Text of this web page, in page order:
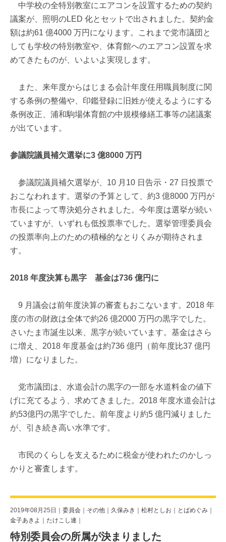
中学校の全特別教室にエアコンを設置するための契約
議案が、照明のLED 化とセットで出されました。契約金
額は約61 億4000 万円になります。これまで党市議団と
しても学校の特別教室や、体育館へのエアコン設置を求
めてきたものが、いよいよ実現します。
また、来年度からはじまる会計年度任用職員制度に関
する条例の整備や、印鑑登録に旧姓が使えるようにする
条例改正、浦和駒場体育館の中規模修繕工事等の諸議案
が出ています。
参議院議員補欠選挙に3 億8000 万円
参議院議員補欠選挙が、10 月10 日告示・27 日投票で
おこなわれます。選挙の予算として、約3 億8000 万円が
市長によって専決処分されました。今年度は選挙が続い
ていますが、いずれも低投票率でした。選挙管理委員会
の投票率向上のための積極的なとりくみが期待されま
す。
2018 年度決算も黒字 基金は736 億円に
9 月議会は前年度決算の審査もおこないます。2018 年
度の市の財政は全体で約26 億2000 万円の黒字でした。
さいたま市誕生以来、黒字が続いています。基金はさら
に増え、2018 年度基金は約736 億円（前年度比37 億円
増）になりました。
党市議団は、水道会計の黒字の一部を水道料金の値下
げに充てるよう、求めてきました。2018 年度水道会計は
約53億円の黒字でした。前年度より約5 億円減りました
が、引き続き高い水準です。
市民のくらしを支えるために税金が使われたのかしっ
かりと審査します。
2019年08月25日｜ 委員会 その他 久保みき 松村としお とばめぐみ
金子あきよ
たけこし連
特別委員会の所属が決まりました